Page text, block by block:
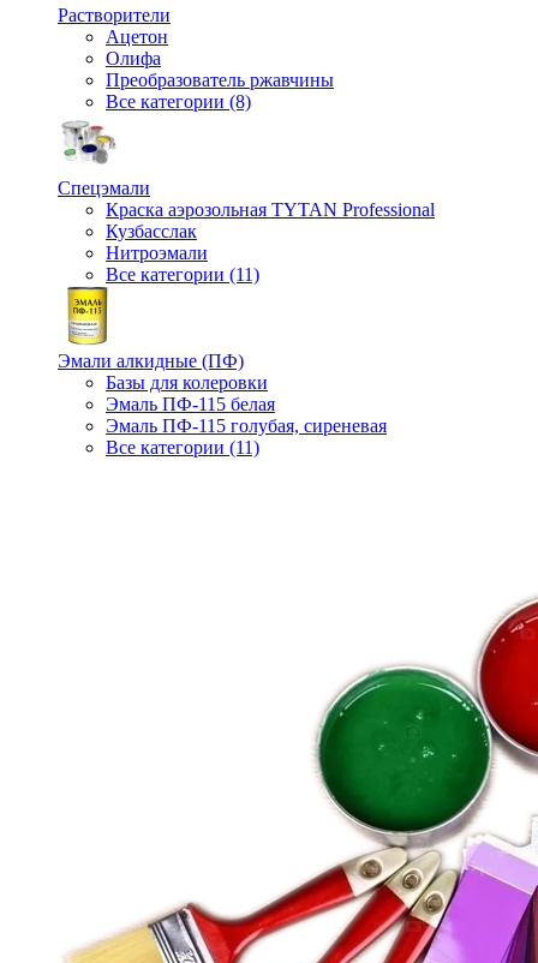
Растворители
Ацетон
Олифа
Преобразователь ржавчины
Все категории (8)
Спецэмали
Краска аэрозольная TYTAN Professional
Кузбасслак
Нитроэмали
Все категории (11)
Эмали алкидные (ПФ)
Базы для колеровки
Эмаль ПФ-115 белая
Эмаль ПФ-115 голубая, сиреневая
Все категории (11)